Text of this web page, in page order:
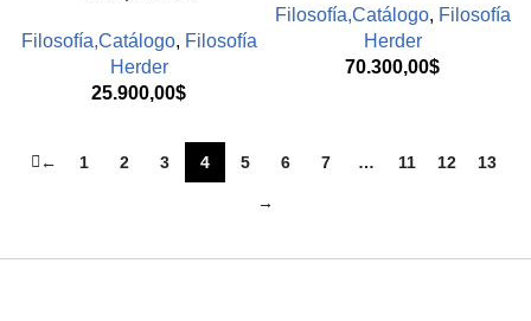
Filosofía,Catálogo, Filosofía
Herder
25.900,00$
Filosofía,Catálogo, Filosofía
Herder
70.300,00$
← 1 2 3 4 5 6 7 … 11 12 13
→